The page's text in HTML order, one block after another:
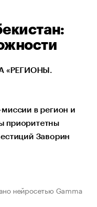
«РЕГИОНЫ.
в регион и
приоритетны
Заворин
нейросетью Gamma